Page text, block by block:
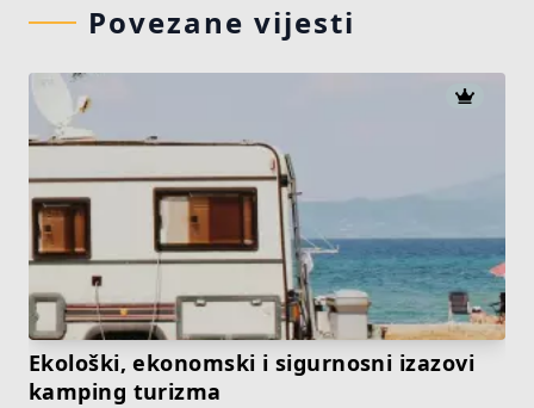
Povezane vijesti
Ekološki, ekonomski i sigurnosni izazovi
kamping turizma